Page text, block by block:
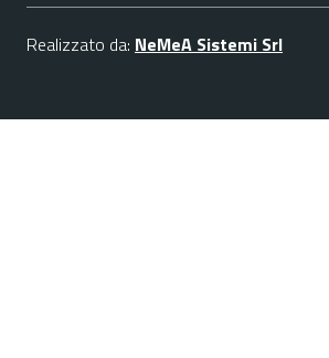
Realizzato da: NeMeA Sistemi Srl